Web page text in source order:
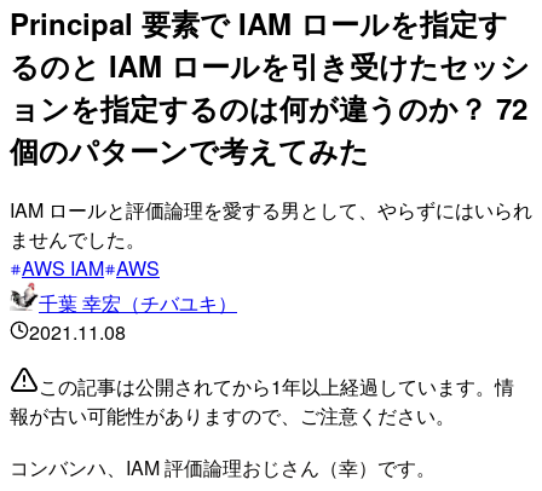
Principal 要素で IAM ロールを指定す
るのと IAM ロールを引き受けたセッシ
ョンを指定するのは何が違うのか？ 72
個のパターンで考えてみた
IAM ロールと評価論理を愛する男として、やらずにはいられ
ませんでした。
AWS IAM AWS
千葉 幸宏（チバユキ）
2021.11.08
この記事は公開されてから1年以上経過しています。情
報が古い可能性がありますので、ご注意ください。
コンバンハ、IAM 評価論理おじさん（幸）です。